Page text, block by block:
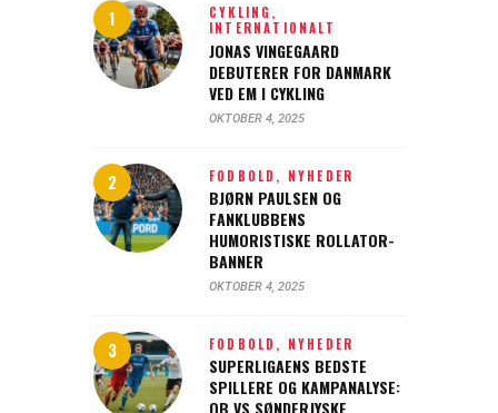
CYKLING,
INTERNATIONALT
JONAS VINGEGAARD
DEBUTERER FOR DANMARK
VED EM I CYKLING
OKTOBER 4, 2025
FODBOLD, NYHEDER
BJØRN PAULSEN OG
FANKLUBBENS
HUMORISTISKE ROLLATOR-
BANNER
OKTOBER 4, 2025
FODBOLD, NYHEDER
SUPERLIGAENS BEDSTE
SPILLERE OG KAMPANALYSE: